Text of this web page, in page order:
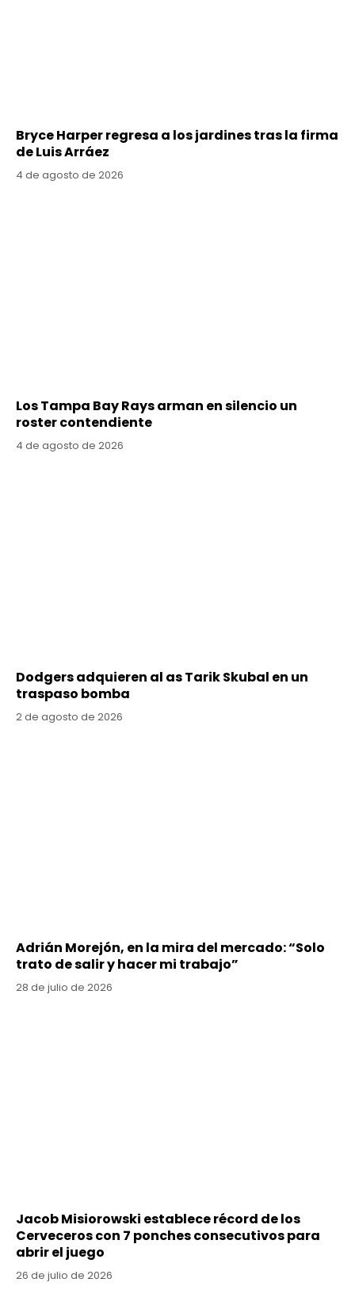
Bryce Harper regresa a los jardines tras la firma
de Luis Arráez
4 de agosto de 2026
Los Tampa Bay Rays arman en silencio un
roster contendiente
4 de agosto de 2026
Dodgers adquieren al as Tarik Skubal en un
traspaso bomba
2 de agosto de 2026
Adrián Morejón, en la mira del mercado: “Solo
trato de salir y hacer mi trabajo”
28 de julio de 2026
Jacob Misiorowski establece récord de los
Cerveceros con 7 ponches consecutivos para
abrir el juego
26 de julio de 2026